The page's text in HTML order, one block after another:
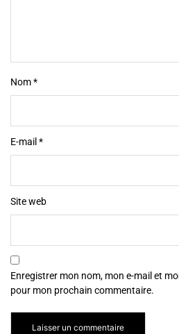
Nom*
E-mail *
Site web
Enregistrer mon nom, mon e-mail et
pour mon prochain commentaire.